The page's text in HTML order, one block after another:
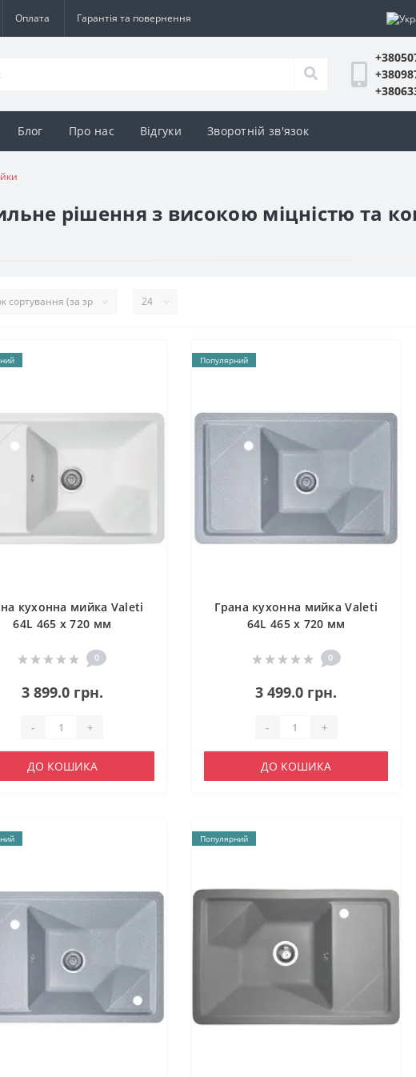
Оплата Гарантія та повернення
Блог Про нас Відгуки Зворотній зв'язок
рішення з високою міцністю та
кухонна мийка Valeti
64L 465 x 720 мм
0
3 899.0 грн.
- +
ДО КОШИКА
Популярний
Грана кухонна мийка Valeti
64L 465 x 720 мм
0
3 499.0 грн.
- +
ДО КОШИКА
Популярний